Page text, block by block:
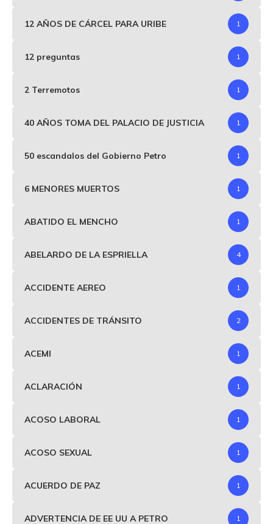
12 AÑOS DE CÁRCEL PARA URIBE 1
12 preguntas 1
2 Terremotos 1
40 AÑOS TOMA DEL PALACIO DE JUSTICIA 1
50 escandalos del Gobierno Petro 1
6 MENORES MUERTOS 1
ABATIDO EL MENCHO 1
ABELARDO DE LA ESPRIELLA 4
ACCIDENTE AEREO 1
ACCIDENTES DE TRÁNSITO 2
ACEMI 1
ACLARACIÓN 1
ACOSO LABORAL 1
ACOSO SEXUAL 1
ACUERDO DE PAZ 1
ADVERTENCIA DE EE UU A PETRO 1